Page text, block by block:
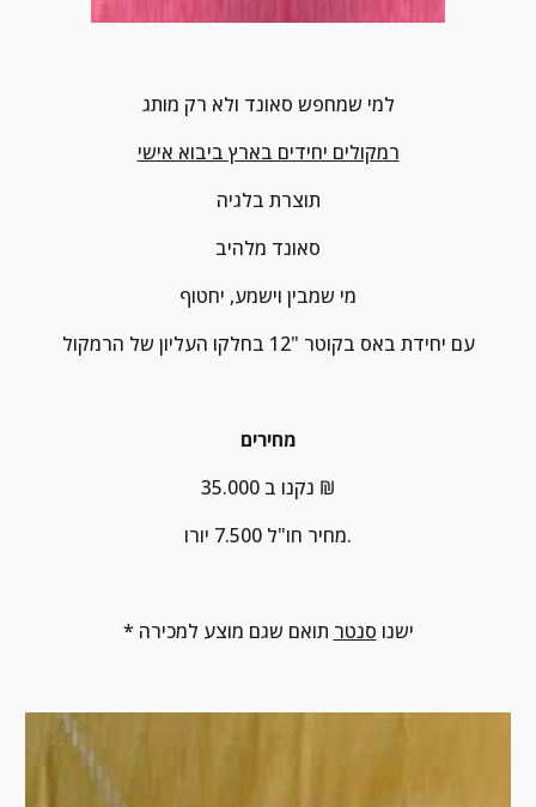
למי שמחפש סאונד ולא רק מותג
רמקולים יחידים בארץ ביבוא אישי
תוצרת בלגיה
סאונד מלהיב
מי שמבין וישמע, יחטוף
עם יחידת באס בקוטר "12 בחלקו העליון של הרמקול
מחירים
נקנו ב 35.000 ₪
מחיר חו"ל 7.500 יורו.
* ישנו סנטר תואם שגם מוצע למכירה